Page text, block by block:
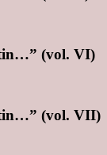
(vol. VI)
(vol. VII)